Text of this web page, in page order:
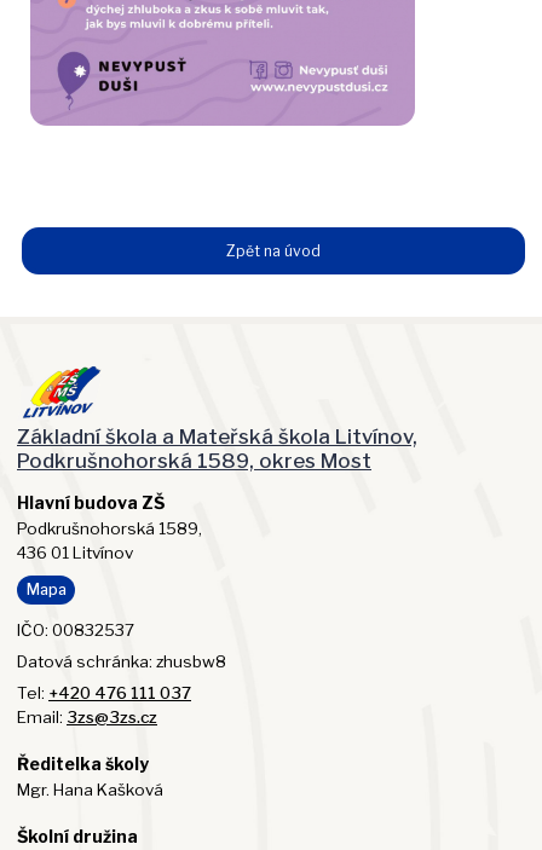
Zpět na úvod
Základní škola a Mateřská škola Litvínov,
Podkrušnohorská 1589, okres Most
Hlavní budova ZŠ
Podkrušnohorská 1589,
436 01 Litvínov
Mapa
IČO: 00832537
Datová schránka: zhusbw8
Tel: +420 476 111 037
Email: 3zs@3zs.cz
Ředitelka školy
Mgr. Hana Kašková
Školní družina